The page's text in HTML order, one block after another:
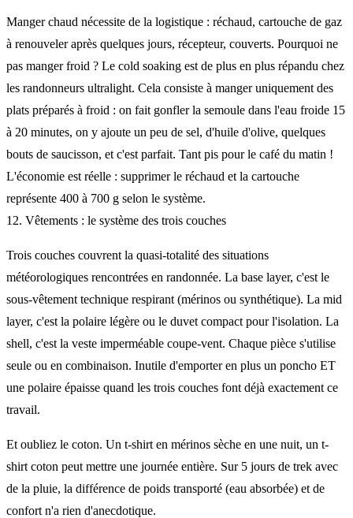
Manger chaud nécessite de la logistique : réchaud, cartouche de gaz
à renouveler après quelques jours, récepteur, couverts. Pourquoi ne
pas manger froid ? Le cold soaking est de plus en plus répandu chez
les randonneurs ultralight. Cela consiste à manger uniquement des
plats préparés à froid : on fait gonfler la semoule dans l'eau froide 15
à 20 minutes, on y ajoute un peu de sel, d'huile d'olive, quelques
bouts de saucisson, et c'est parfait. Tant pis pour le café du matin !
L'économie est réelle : supprimer le réchaud et la cartouche
représente 400 à 700 g selon le système.
12. Vêtements : le système des trois couches
Trois couches couvrent la quasi-totalité des situations
météorologiques rencontrées en randonnée. La base layer, c'est le
sous-vêtement technique respirant (mérinos ou synthétique). La mid
layer, c'est la polaire légère ou le duvet compact pour l'isolation. La
shell, c'est la veste imperméable coupe-vent. Chaque pièce s'utilise
seule ou en combinaison. Inutile d'emporter en plus un poncho ET
une polaire épaisse quand les trois couches font déjà exactement ce
travail.
Et oubliez le coton. Un t-shirt en mérinos sèche en une nuit, un t-
shirt coton peut mettre une journée entière. Sur 5 jours de trek avec
de la pluie, la différence de poids transporté (eau absorbée) et de
confort n'a rien d'anecdotique.